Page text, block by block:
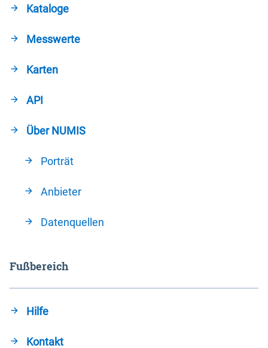
Kataloge
Messwerte
Karten
API
Über NUMIS
Porträt
Anbieter
Datenquellen
Fußbereich
Hilfe
Kontakt